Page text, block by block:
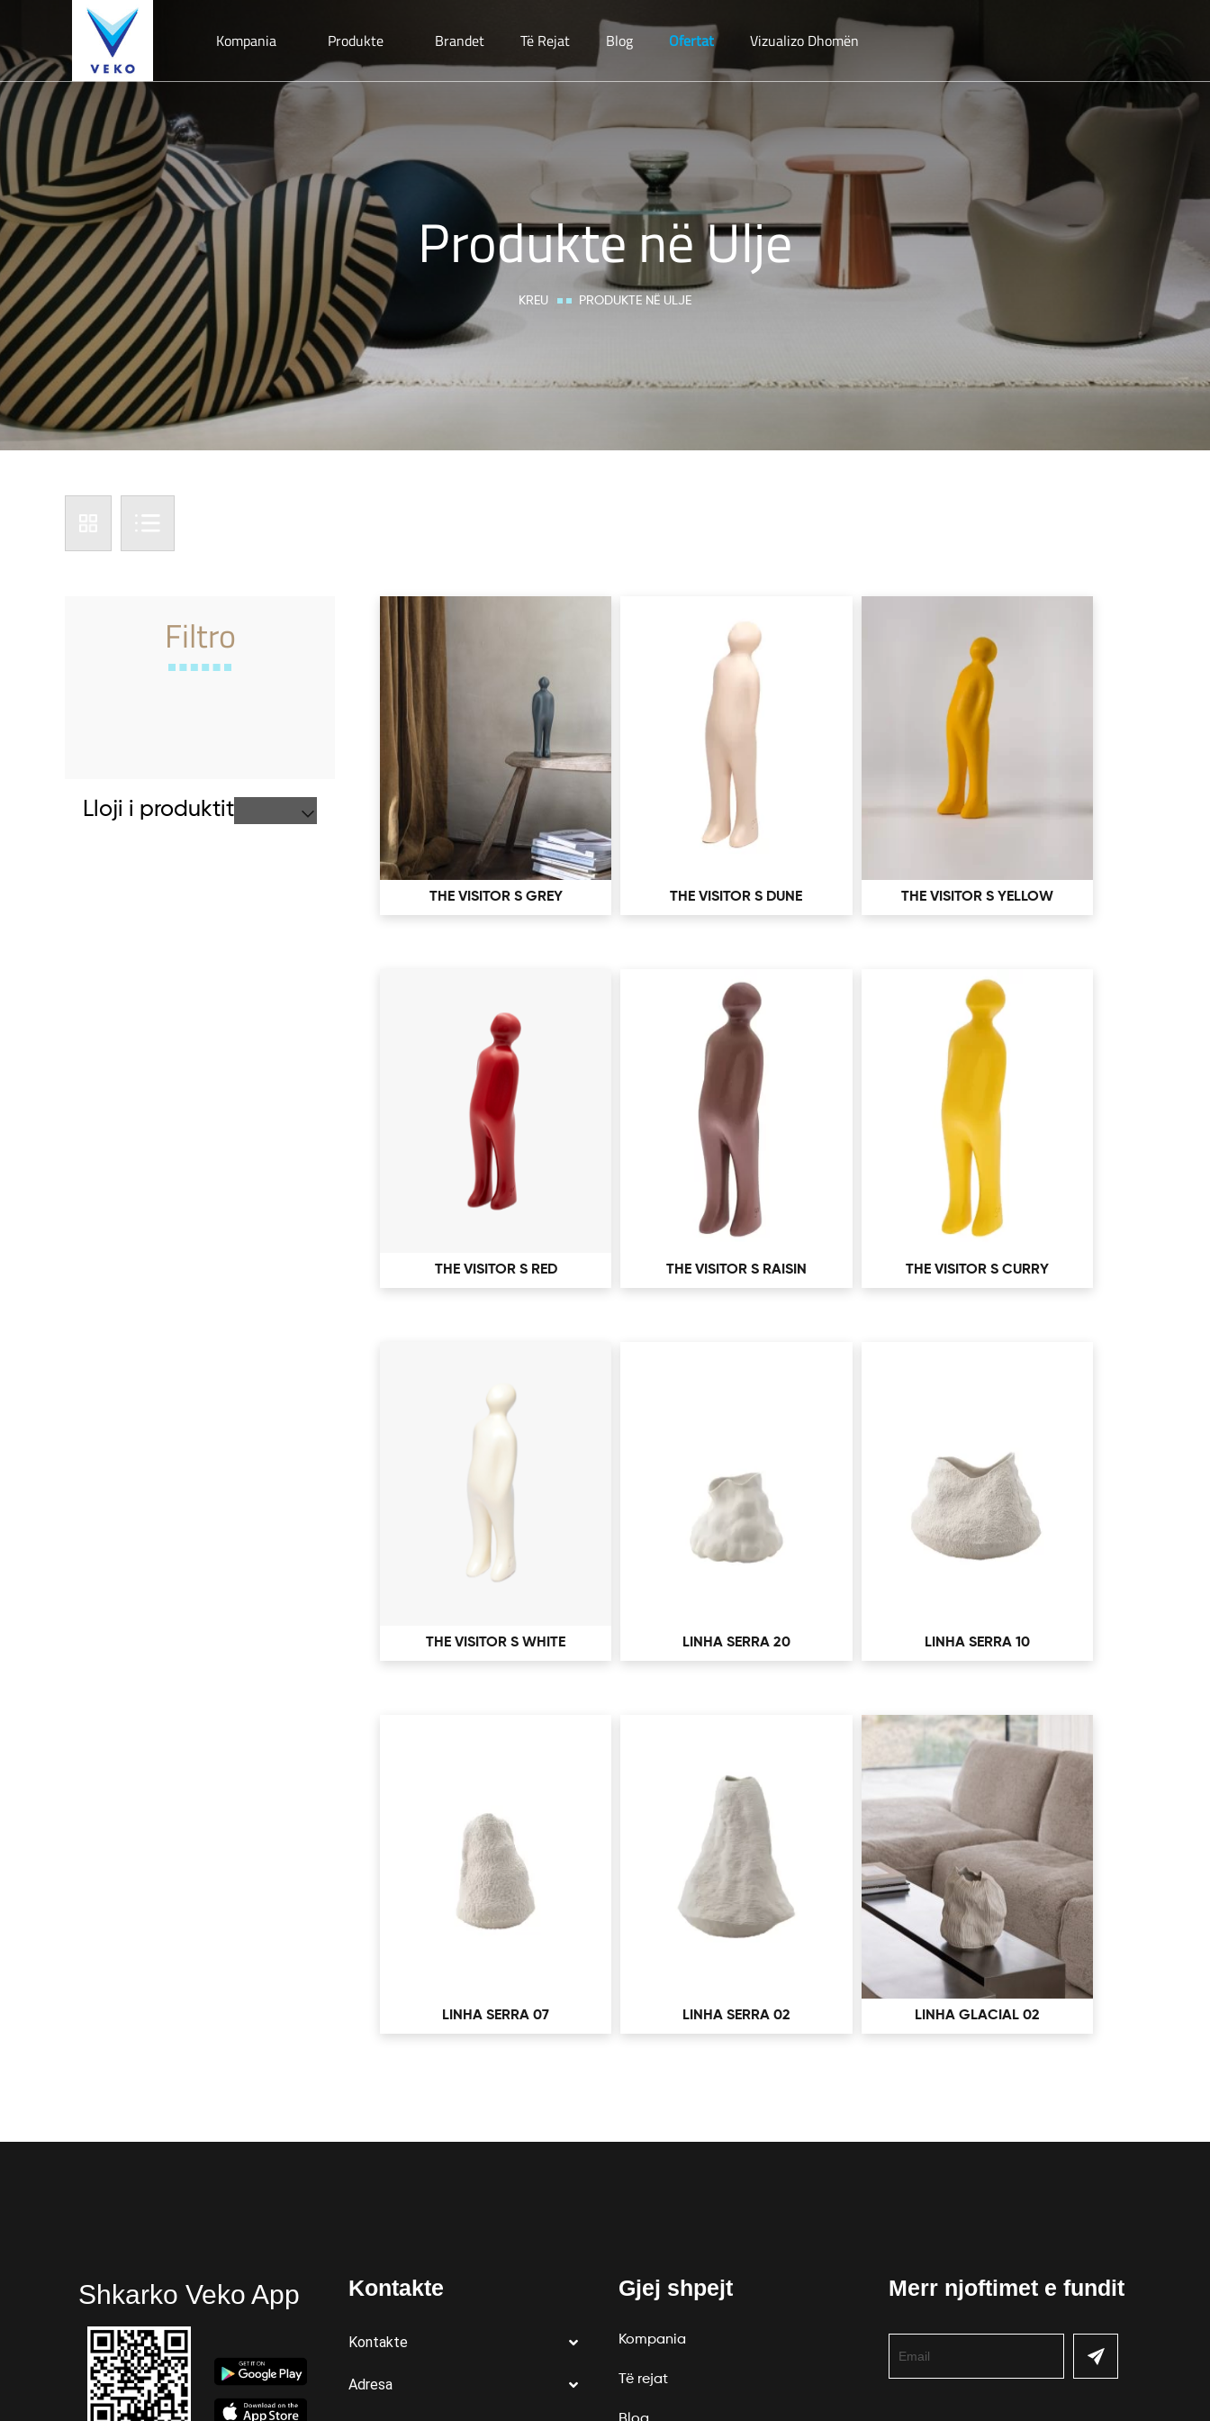
Kompania Produkte Brandet Të Rejat Blog Ofertat Vizualizo Dhomën
Produkte në Ulje
KREU PRODUKTE NË ULJE
Filtro
Lloji i produktit
THE VISITOR S GREY THE VISITOR S DUNE THE VISITOR S YELLOW
THE VISITOR S RED THE VISITOR S RAISIN THE VISITOR S CURRY
THE VISITOR S WHITE LINHA SERRA 20 LINHA SERRA 10
LINHA SERRA 07 LINHA SERRA 02 LINHA GLACIAL 02
Shkarko Veko App Kontakte
Kontakte
Adresa
Gjej shpejt
Kompania
Të rejat
Merr njoftimet e fundit